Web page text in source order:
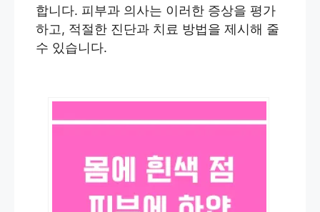
합니다. 피부과 의사는 이러한 증상을 평가
하고, 적절한 진단과 치료 방법을 제시해 줄
수 있습니다.